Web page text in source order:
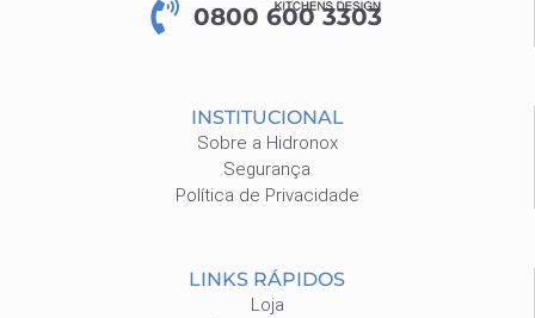
0800 600 3303
INSTITUCIONAL
Sobre a Hidronox
Segurança
Política de Privacidade
LINKS RÁPIDOS
Loja